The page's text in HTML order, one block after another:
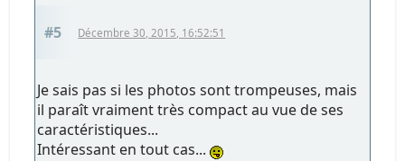
#5 Décembre 30, 2015, 16:52:51
Je sais pas si les photos sont trompeuses, mais
il paraît vraiment très compact au vue de ses
caractéristiques...
Intéressant en tout cas...